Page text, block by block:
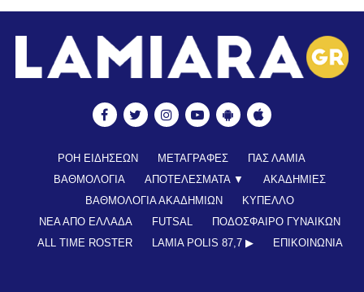
ΡΟΗ ΕΙΔΗΣΕΩΝ ΜΕΤΑΓΡΑΦΕΣ
ΠΑΣ ΛΑΜΙΑ
ΒΑΘΜΟΛΟΓΙΑ
ΑΠΟΤΕΛΕΣΜΑΤΑ ▼
ΑΚΑΔΗΜΙΕΣ
ΒΑΘΜΟΛΟΓΙΑ ΑΚΑΔΗΜΙΩΝ
ΚΥΠΕΛΛΟ
ΝΕΑ ΑΠΟ ΕΛΛΑΔΑ
FUTSAL
ΠΟΔΟΣΦΑΙΡΟ ΓΥΝΑΙΚΩΝ
ALL TIME ROSTER
LAMIA POLIS 87,7 ▶︎ ΕΠΙΚΟΙΝΩΝΊΑ